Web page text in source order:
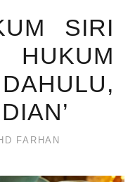
SIRI
FARHAN